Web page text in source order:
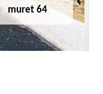
muret 64